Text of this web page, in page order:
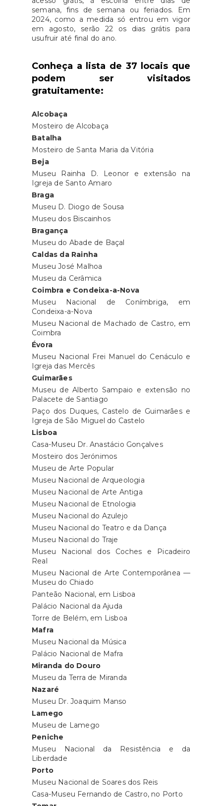
semana, fins de semana ou feriados. Em
2024, como a medida só entrou em vigor
em agosto, serão 22 os dias grátis para
usufruir até final do ano.
Conheça a lista de 37 locais que
podem ser visitados
gratuitamente:
Alcobaça
Mosteiro de Alcobaça
Batalha
Mosteiro de Santa Maria da Vitória
Beja
Museu Rainha D. Leonor e extensão na
Igreja de Santo Amaro
Braga
Museu D. Diogo de Sousa
Museu dos Biscainhos
Bragança
Museu do Abade de Baçal
Caldas da Rainha
Museu José Malhoa
Museu da Cerâmica
Coimbra e Condeixa-a-Nova
Museu Nacional de Conímbriga, em
Condeixa-a-Nova
Museu Nacional de Machado de Castro, em
Coimbra
Évora
Museu Nacional Frei Manuel do Cenáculo e
Igreja das Mercês
Guimarães
Museu de Alberto Sampaio e extensão no
Palacete de Santiago
Paço dos Duques, Castelo de Guimarães e
Igreja de São Miguel do Castelo
Lisboa
Casa-Museu Dr. Anastácio Gonçalves
Mosteiro dos Jerónimos
Museu de Arte Popular
Museu Nacional de Arqueologia
Museu Nacional de Arte Antiga
Museu Nacional de Etnologia
Museu Nacional do Azulejo
Museu Nacional do Teatro e da Dança
Museu Nacional do Traje
Museu Nacional dos Coches e Picadeiro
Real
Museu Nacional de Arte Contemporânea —
Museu do Chiado
Panteão Nacional, em Lisboa
Palácio Nacional da Ajuda
Torre de Belém, em Lisboa
Mafra
Museu Nacional da Música
Palácio Nacional de Mafra
Miranda do Douro
Museu da Terra de Miranda
Nazaré
Museu Dr. Joaquim Manso
Lamego
Museu de Lamego
Peniche
Museu Nacional da Resistência e da
Liberdade
Porto
Museu Nacional de Soares dos Reis
Casa-Museu Fernando de Castro, no Porto